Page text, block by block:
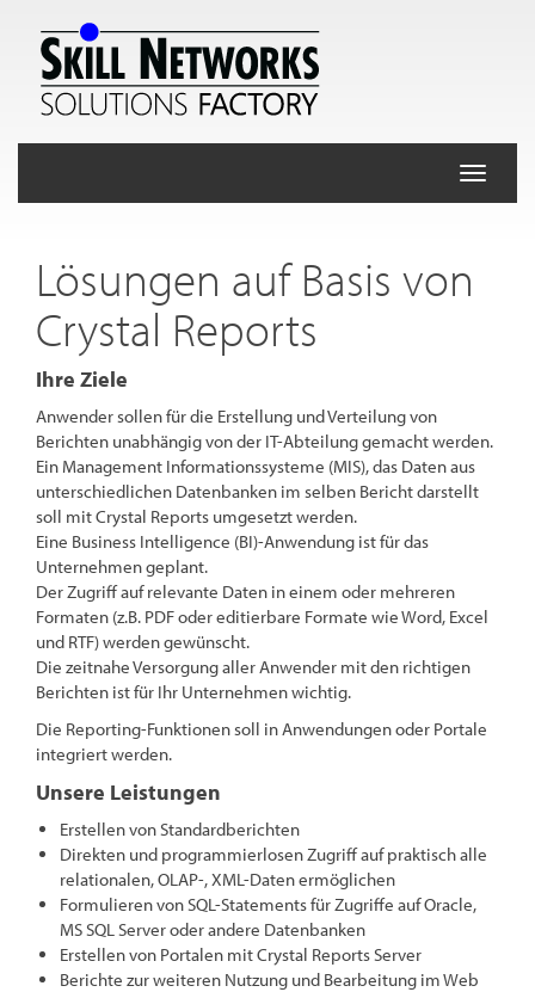
Toggle
Lösungen auf Basis von
Crystal Reports
Ihre Ziele
Anwender sollen für die Erstellung und Verteilung von
Berichten unabhängig von der IT-Abteilung gemacht werden.
Ein Management Informationssysteme (MIS), das Daten aus
unterschiedlichen Datenbanken im selben Bericht darstellt
soll mit Crystal Reports umgesetzt werden.
Eine Business Intelligence (BI)-Anwendung ist für das
Unternehmen geplant.
Der Zugriff auf relevante Daten in einem oder mehreren
Formaten (z.B. PDF oder editierbare Formate wie Word, Excel
und RTF) werden gewünscht.
Die zeitnahe Versorgung aller Anwender mit den richtigen
Berichten ist für Ihr Unternehmen wichtig.
Die Reporting-Funktionen soll in Anwendungen oder Portale
integriert werden.
Unsere Leistungen
Erstellen von Standardberichten
Direkten und programmierlosen Zugriff auf praktisch alle
relationalen, OLAP-, XML-Daten ermöglichen
Formulieren von SQL-Statements für Zugriffe auf Oracle,
MS SQL Server oder andere Datenbanken
Erstellen von Portalen mit Crystal Reports Server
Berichte zur weiteren Nutzung und Bearbeitung im Web